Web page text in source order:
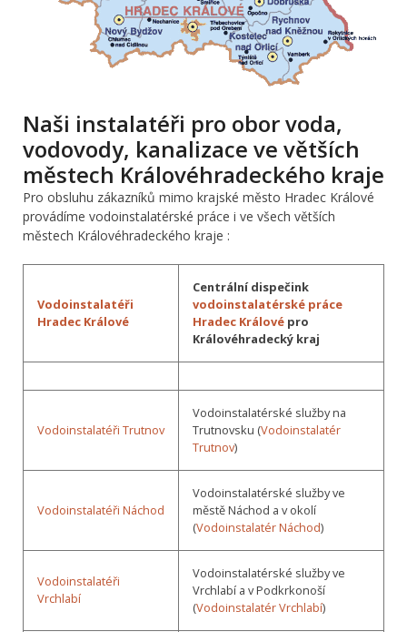
Naši instalatéři pro obor voda,
vodovody, kanalizace ve větších
městech Královéhradeckého kraje
Pro obsluhu zákazníků mimo krajské město Hradec Králové
provádíme vodoinstalatérské práce i ve všech větších
městech Královéhradeckého kraje :
Vodoinstalatéři
Hradec Králové
Centrální dispečink
vodoinstalatérské práce
Hradec Králové pro
Královéhradecký kraj
Vodoinstalatéři Trutnov
Vodoinstalatérské služby na
Trutnovsku (Vodoinstalatér
Trutnov)
Vodoinstalatéři Náchod
Vodoinstalatérské služby ve
městě Náchod a v okolí
(Vodoinstalatér Náchod)
Vodoinstalatéři
Vrchlabí
Vodoinstalatérské služby ve
Vrchlabí a v Podkrkonoší
(Vodoinstalatér Vrchlabí)